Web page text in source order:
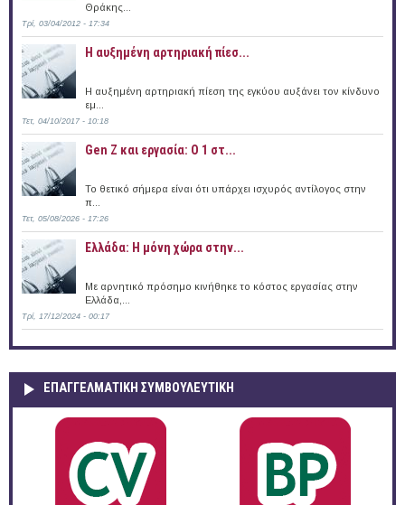
Θράκης...
Τρί, 03/04/2012 - 17:34
Η αυξημένη αρτηριακή πίεσ...
Η αυξημένη αρτηριακή πίεση της εγκύου αυξάνει τον κίνδυνο
εμ...
Τετ, 04/10/2017 - 10:18
Gen Z και εργασία: Ο 1 στ...
Το θετικό σήμερα είναι ότι υπάρχει ισχυρός αντίλογος στην
π...
Τετ, 05/08/2026 - 17:26
Ελλάδα: Η μόνη χώρα στην...
Με αρνητικό πρόσημο κινήθηκε το κόστος εργασίας στην
Ελλάδα,...
Τρί, 17/12/2024 - 00:17
ΕΠΑΓΓΕΛΜΑΤΙΚΉ ΣΥΜΒΟΥΛΕΥΤΙΚΉ